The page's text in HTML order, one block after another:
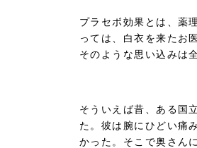
プラセボ効果とは、薬
っては、白衣を来たお
そのような思い込みは
そういえば昔、ある国
た。彼は腕にひどい痛
かった。そこで奥さん